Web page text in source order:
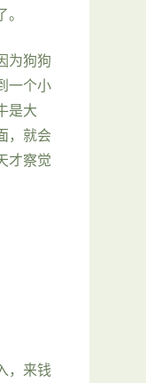
为狗狗
一个小
是大
，就会
才察觉
，来钱